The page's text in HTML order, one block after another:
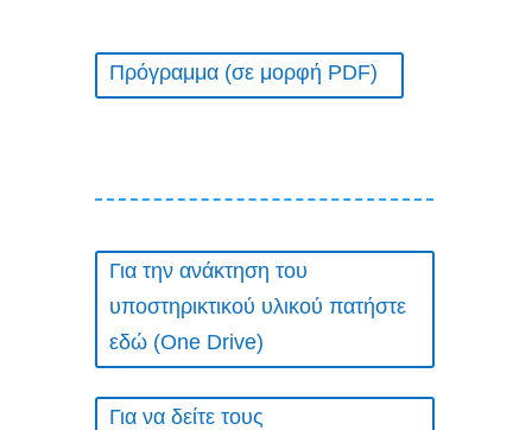
Πρόγραμμα (σε μορφή PDF)
Για την ανάκτηση του
υποστηρικτικού υλικού πατήστε
εδώ (One Drive)
Για να δείτε τους